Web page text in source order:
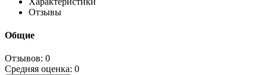
Отзывы
Общие
Отзывов: 0
Средняя оценка: 0